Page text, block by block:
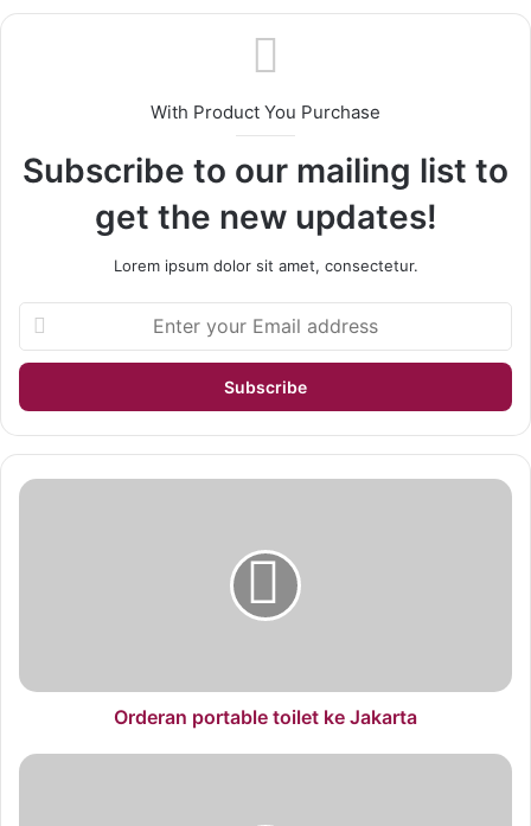
With Product You Purchase
Subscribe to our mailing list to
get the new updates!
Lorem ipsum dolor sit amet, consectetur.
Orderan portable toilet ke Jakarta